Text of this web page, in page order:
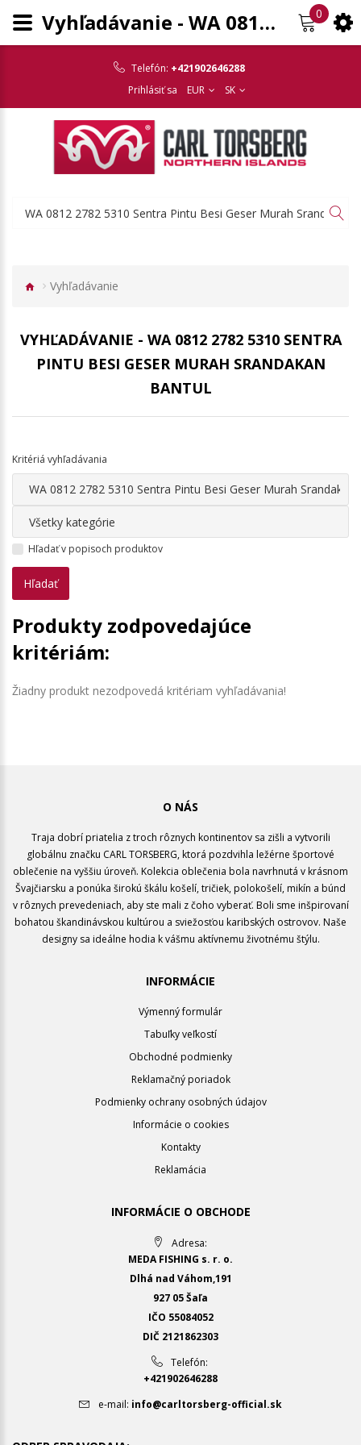
Telefón: +421902646288
Prihlásiť sa
EUR SK
0
Vyhľadávanie
VYHĽADÁVANIE - WA 0812 2782 5310 SENTRA
PINTU BESI GESER MURAH SRANDAKAN
BANTUL
Kritériá vyhľadávania
Hľadať v popisoch produktov
Produkty zodpovedajúce
kritériám:
Žiadny produkt nezodpovedá kritériam vyhľadávania!
O NÁS
Traja dobrí priatelia z troch rôznych kontinentov sa zišli a vytvorili
globálnu značku CARL TORSBERG, ktorá pozdvihla ležérne športové
oblečenie na vyššiu úroveň. Kolekcia oblečenia bola navrhnutá v krásnom
Švajčiarsku a ponúka širokú škálu košelí, tričiek, polokošelí, mikín a búnd
v rôznych prevedeniach, aby ste mali z čoho vyberať. Boli sme inšpirovaní
bohatou škandinávskou kultúrou a sviežosťou karibských ostrovov. Naše
designy sa ideálne hodia k vášmu aktívnemu životnému štýlu.
INFORMÁCIE
Výmenný formulár
Tabuľky veľkostí
Obchodné podmienky
Reklamačný poriadok
Podmienky ochrany osobných údajov
Informácie o cookies
Kontakty
Reklamácia
INFORMÁCIE O OBCHODE
Adresa:
MEDA FISHING s. r. o.
Dlhá nad Váhom,191
927 05 Šaľa
IČO 55084052
DIČ 2121862303
Telefón:
+421902646288
e-mail: info@carltorsberg-official.sk
Vyhľadávanie - WA 0812 2782 5310 Sentra Pintu Besi Geser Murah Srandakan Bantul